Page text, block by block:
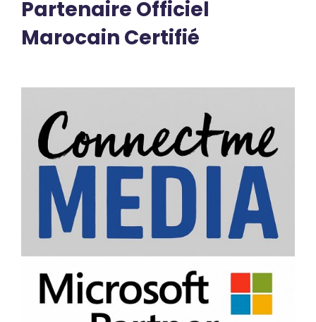
Partenaire Officiel
Marocain Certifié